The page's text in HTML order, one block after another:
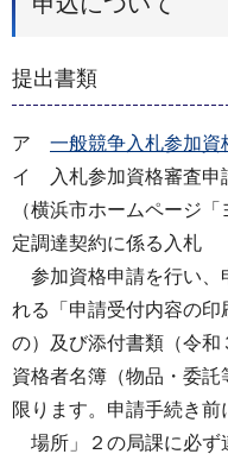
提出書類
ア 一般競争入札参加資
イ 入札参加資格審査申
（横浜市ホームページ
定調達契約に係る入札
参加資格申請を行い、
れる「申請受付内容の
の）及び添付書類（令
資格者名簿（物品・委
限ります。申請手続き前
場所」２の局課に必ず